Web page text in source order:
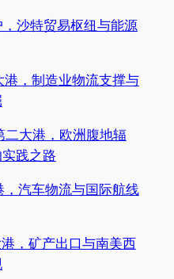
沙特贸易枢纽与能源
，制造业物流支撑与
二大港，欧洲腹地辐
践之路
汽车物流与国际航线
，矿产出口与南美西